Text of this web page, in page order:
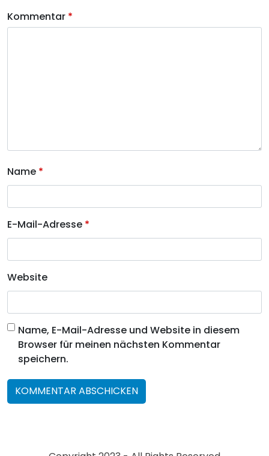
Kommentar *
Name *
E-Mail-Adresse *
Website
Name, E-Mail-Adresse und Website in diesem
Browser für meinen nächsten Kommentar
speichern.